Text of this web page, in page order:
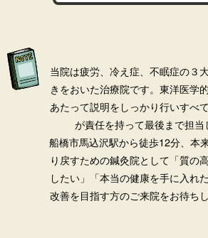
当院は疲労、冷え症、不眠症の３
きをおいた治療院です。 東洋医学
あたって説明をしっかり行いすべ
が責任を持って最後まで担当
船橋市馬込沢駅から徒歩12分、本
り戻すための鍼灸院として「質の
したい」「本当の健康を手に入れ
改善を目指す方のご来院をお待ちし